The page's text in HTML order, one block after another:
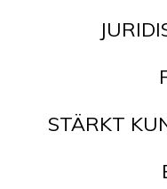
STÄRKT